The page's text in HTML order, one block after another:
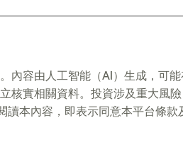
內容由人工智能（AI）生成，可
核實相關資料。投資涉及重大風
本內容，即表示同意本平台條款